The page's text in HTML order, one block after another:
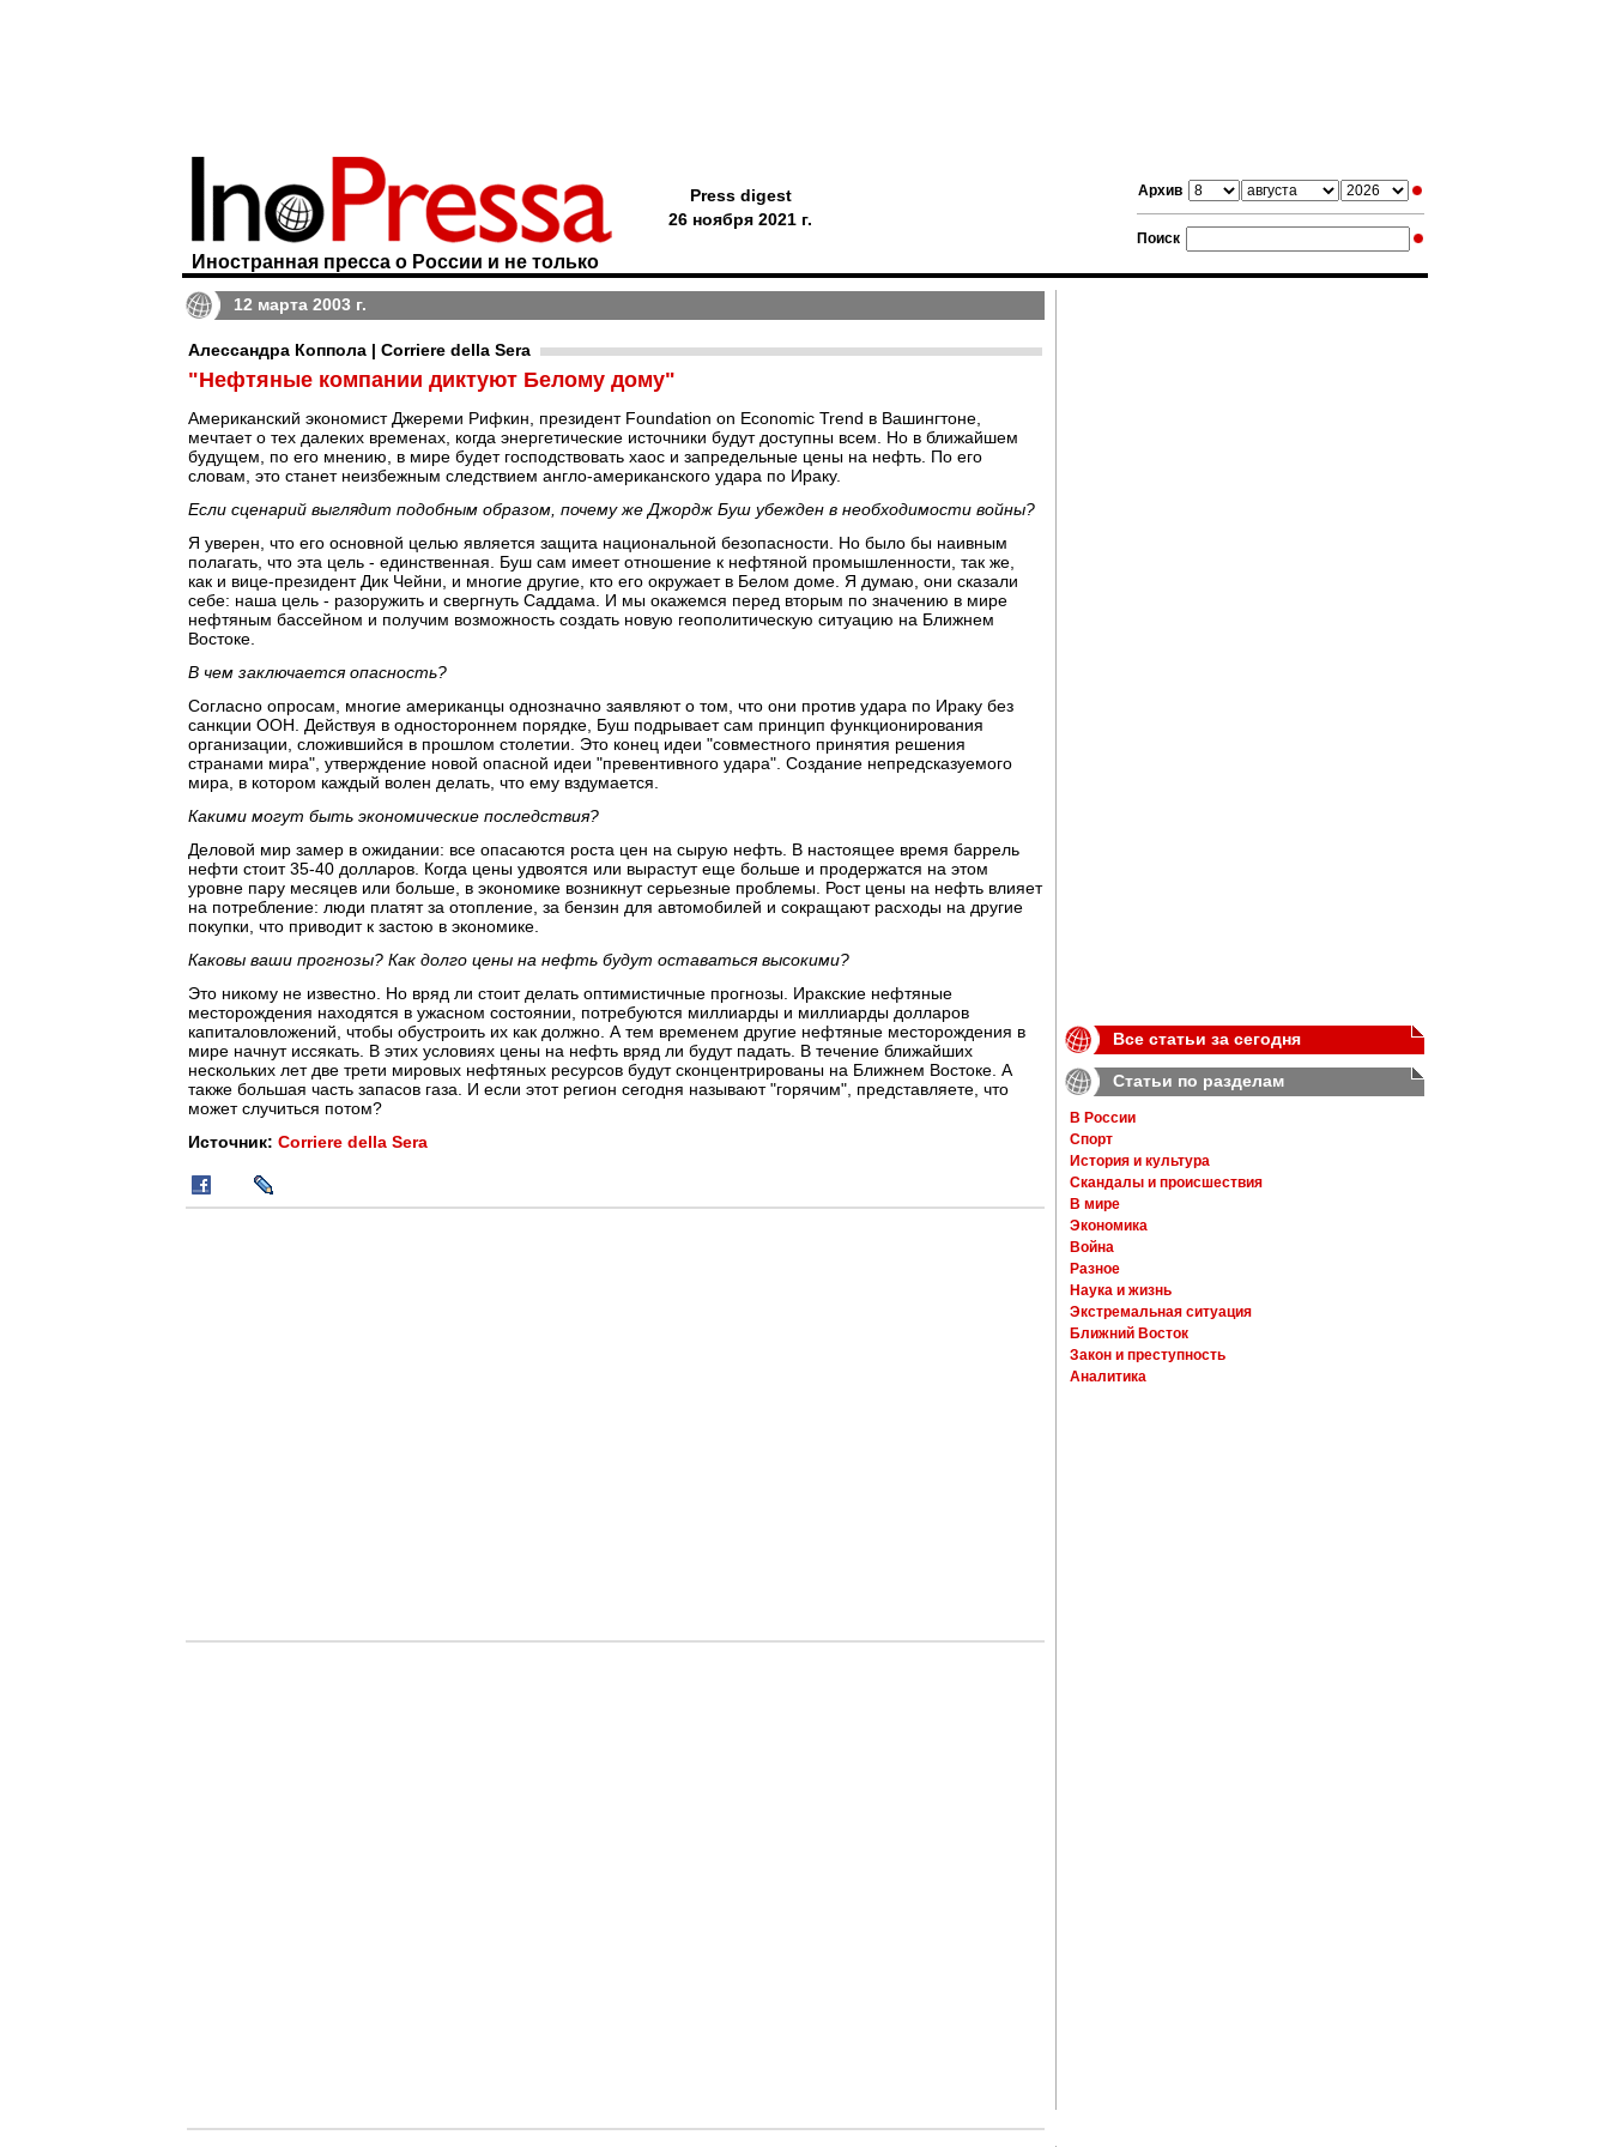
Архив
Поиск
Иностранная пресса о России и не только
Press digest
26 ноября 2021 г.
12 марта 2003 г.
Алессандра Коппола | Corriere della Sera
"Нефтяные компании диктуют Белому дому"
Американский экономист Джереми Рифкин, президент Foundation on Economic Trend в Вашингтоне,
мечтает о тех далеких временах, когда энергетические источники будут доступны всем. Но в ближайшем
будущем, по его мнению, в мире будет господствовать хаос и запредельные цены на нефть. По его
словам, это станет неизбежным следствием англо-американского удара по Ираку.
Если сценарий выглядит подобным образом, почему же Джордж Буш убежден в необходимости войны?
Я уверен, что его основной целью является защита национальной безопасности. Но было бы наивным
полагать, что эта цель - единственная. Буш сам имеет отношение к нефтяной промышленности, так же,
как и вице-президент Дик Чейни, и многие другие, кто его окружает в Белом доме. Я думаю, они сказали
себе: наша цель - разоружить и свергнуть Саддама. И мы окажемся перед вторым по значению в мире
нефтяным бассейном и получим возможность создать новую геополитическую ситуацию на Ближнем
Востоке.
В чем заключается опасность?
Согласно опросам, многие американцы однозначно заявляют о том, что они против удара по Ираку без
санкции ООН. Действуя в одностороннем порядке, Буш подрывает сам принцип функционирования
организации, сложившийся в прошлом столетии. Это конец идеи "совместного принятия решения
странами мира", утверждение новой опасной идеи "превентивного удара". Создание непредсказуемого
мира, в котором каждый волен делать, что ему вздумается.
Какими могут быть экономические последствия?
Деловой мир замер в ожидании: все опасаются роста цен на сырую нефть. В настоящее время баррель
нефти стоит 35-40 долларов. Когда цены удвоятся или вырастут еще больше и продержатся на этом
уровне пару месяцев или больше, в экономике возникнут серьезные проблемы. Рост цены на нефть влияет
на потребление: люди платят за отопление, за бензин для автомобилей и сокращают расходы на другие
покупки, что приводит к застою в экономике.
Каковы ваши прогнозы? Как долго цены на нефть будут оставаться высокими?
Это никому не известно. Но вряд ли стоит делать оптимистичные прогнозы. Иракские нефтяные
месторождения находятся в ужасном состоянии, потребуются миллиарды и миллиарды долларов
капиталовложений, чтобы обустроить их как должно. А тем временем другие нефтяные месторождения в
мире начнут иссякать. В этих условиях цены на нефть вряд ли будут падать. В течение ближайших
нескольких лет две трети мировых нефтяных ресурсов будут сконцентрированы на Ближнем Востоке. А
также большая часть запасов газа. И если этот регион сегодня называют "горячим", представляете, что
может случиться потом?
Источник: Corriere della Sera
Все статьи за сегодня
Статьи по разделам
В России
Спорт
История и культура
Скандалы и происшествия
В мире
Экономика
Война
Разное
Наука и жизнь
Экстремальная ситуация
Ближний Восток
Закон и преступность
Аналитика